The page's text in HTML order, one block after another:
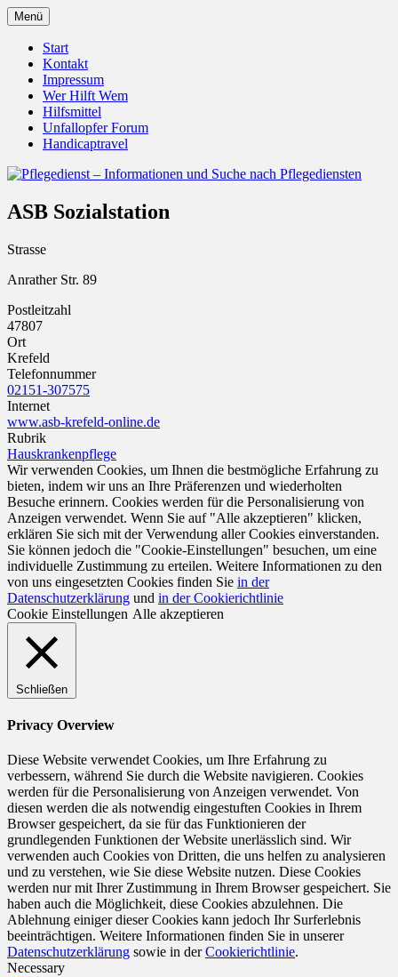
Zum
Inhalt
springen
Pflegedienst – Informationen
und Suche nach Pflegediensten
Unfallopfer – Hilfswerk
Menü
Start
Kontakt
Impressum
Wer Hilft Wem
Hilfsmittel
Unfallopfer Forum
Handicaptravel
ASB Sozialstation
Strasse
Anrather Str. 89
Postleitzahl
47807
Ort
Krefeld
Telefonnummer
02151-307575
Internet
www.asb-krefeld-online.de
Rubrik
Hauskrankenpflege
Wir verwenden Cookies, um Ihnen die bestmögliche Erfahrung zu
bieten, indem wir uns an Ihre Präferenzen und wiederholten
Besuche erinnern. Cookies werden für die Personalisierung von
Anzeigen verwendet. Wenn Sie auf "Alle akzeptieren" klicken,
erklären Sie sich mit der Verwendung aller Cookies einverstanden.
Sie können jedoch die "Cookie-Einstellungen" besuchen, um eine
individuelle Zustimmung zu erteilen. Weitere Informationen zu den
von uns eingesetzten Cookies finden Sie in der
Datenschutzerklärung und in der Cookierichtlinie
Cookie Einstellungen Alle akzeptieren
Schließen
Privacy Overview
Diese Website verwendet Cookies, um Ihre Erfahrung zu
verbessern, während Sie durch die Website navigieren. Cookies
werden für die Personalisierung von Anzeigen verwendet. Von
diesen werden die als notwendig eingestuften Cookies in Ihrem
Browser gespeichert, da sie für das Funktionieren der
grundlegenden Funktionen der Website unerlässlich sind. Wir
verwenden auch Cookies von Dritten, die uns helfen zu analysieren
und zu verstehen, wie Sie diese Website nutzen. Diese Cookies
werden nur mit Ihrer Zustimmung in Ihrem Browser gespeichert. Sie
haben auch die Möglichkeit, diese Cookies abzulehnen. Die
Ablehnung einiger dieser Cookies kann jedoch Ihr Surferlebnis
beeinträchtigen. Weitere Informationen finden Sie in unserer
Datenschutzerklärung sowie in derCookierichtlinie.
Necessary